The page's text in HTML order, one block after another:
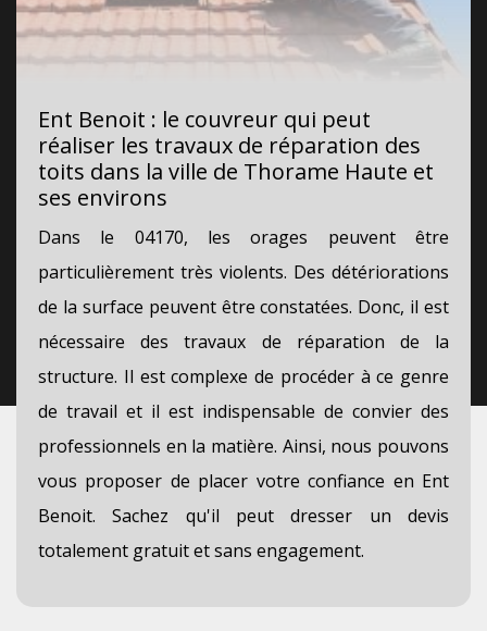
Ent Benoit : le couvreur qui peut
réaliser les travaux de réparation des
toits dans la ville de Thorame Haute et
ses environs
Dans le 04170, les orages peuvent être
particulièrement très violents. Des détériorations
de la surface peuvent être constatées. Donc, il est
nécessaire des travaux de réparation de la
structure. Il est complexe de procéder à ce genre
de travail et il est indispensable de convier des
professionnels en la matière. Ainsi, nous pouvons
vous proposer de placer votre confiance en Ent
Benoit. Sachez qu'il peut dresser un devis
totalement gratuit et sans engagement.